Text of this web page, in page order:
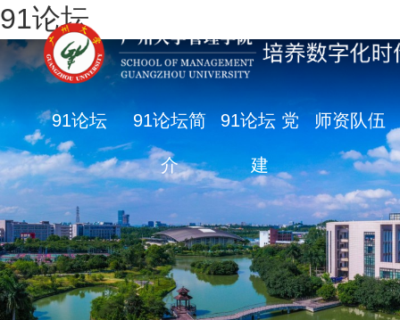
91论坛
91论坛 91论坛简
介
91论坛 党
建
师资队伍